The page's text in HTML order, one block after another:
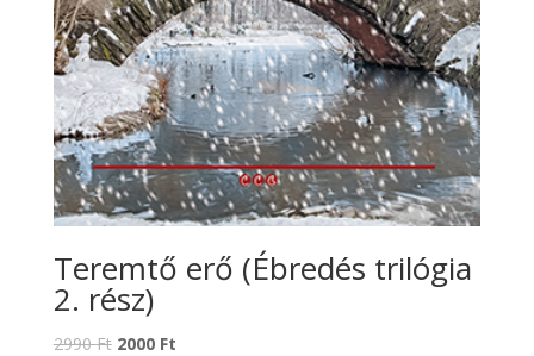
Teremtő erő (Ébredés trilógia
2. rész)
2990Ft 2000 Ft